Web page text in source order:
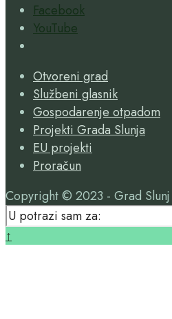
Facebook
YouTube
Window
Otvoreni grad
Službeni glasnik
Gospodarenje otpadom
Projekti Grada Slunja
EU projekti
Proračun
Copyright © 2023 - Grad Slunj
Search
for:
Close
↑